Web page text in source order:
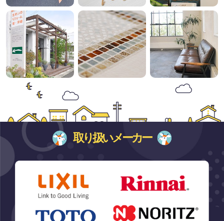
取り扱いメーカー